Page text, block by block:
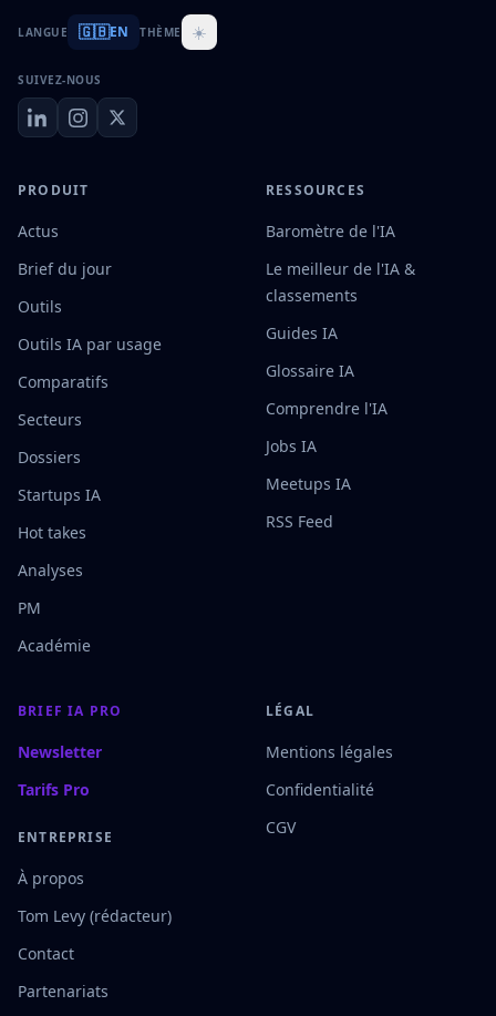
LANGUE 🇬🇧EN THÈME ☀️
SUIVEZ-NOUS
PRODUIT
Actus
Brief du jour
Outils
Outils IA par usage
Comparatifs
Secteurs
Dossiers
Startups IA
Hot takes
Analyses
PM
Académie
RESSOURCES
Baromètre de l'IA
Le meilleur de l'IA &
classements
Guides IA
Glossaire IA
Comprendre l'IA
Jobs IA
Meetups IA
RSS Feed
BRIEF IA PRO
Newsletter
Tarifs Pro
ENTREPRISE
À propos
Tom Levy (rédacteur)
Contact
Partenariats
LÉGAL
Mentions légales
Confidentialité
CGV